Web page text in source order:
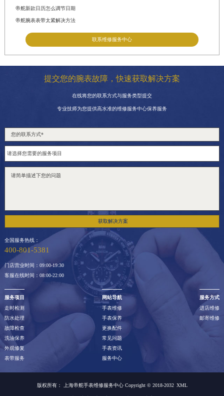
帝舵新款日历怎么调节日期
帝舵腕表表带太紧解决方法
联系维修服务中心
提交您的腕表故障，快速获取解决方案
在线将您的联系方式与服务类型提交
专业技师为您提供高水准的维修服务中心保养服务
获取解决方案
全国服务热线：
400-801-5381
门店营业时间：09:00-19:30
客服在线时间：08:00-22:00
服务项目
走时检测
防水处理
故障检查
洗油保养
外观修复
表带服务
网站导航
手表维修
手表保养
更换配件
常见问题
手表资讯
服务中心
服务方式
进店维修
邮寄维修
版权所有： 上海帝舵手表维修服务中心 Copyright © 2018-2032 XML